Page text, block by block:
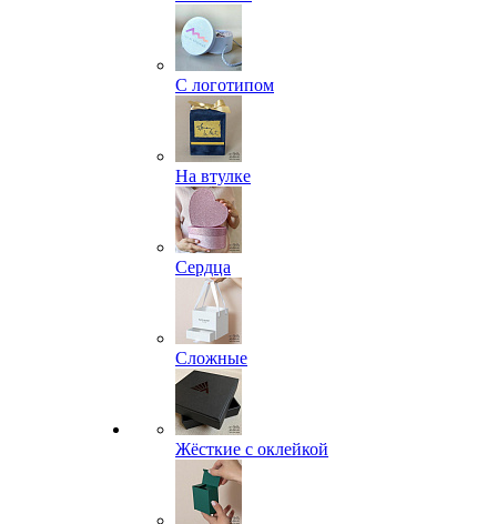
С логотипом
На втулке
Сердца
Сложные
Жёсткие с оклейкой